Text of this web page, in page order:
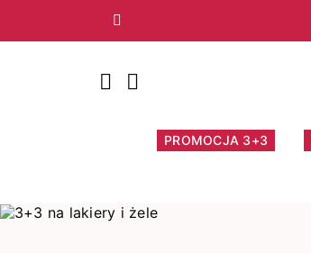
Poprzedni
PROMOCJA 3+3